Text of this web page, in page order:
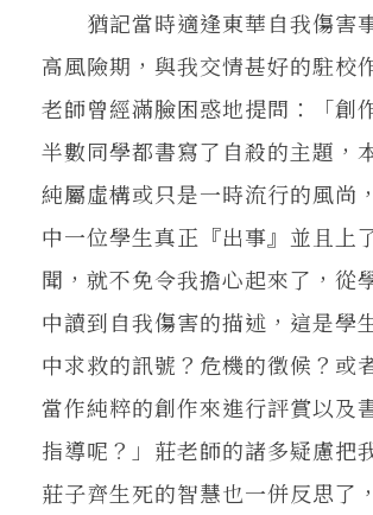
猶記當時適逢東華自我傷害
高風險期，與我交情甚好的駐校
老師曾經滿臉困惑地提問：「創
半數同學都書寫了自殺的主題，
純屬虛構或只是一時流行的風尚
中一位學生真正『出事』並且上
聞，就不免令我擔心起來了，從
中讀到自我傷害的描述，這是學
中求救的訊號？危機的徵候？或
當作純粹的創作來進行評賞以及
指導呢？」莊老師的諸多疑慮把
莊子齊生死的智慧也一併反思了